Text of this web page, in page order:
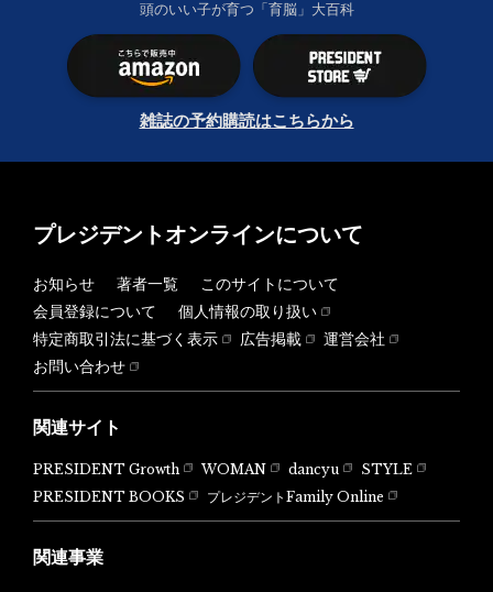
頭のいい子が育つ「育脳」大百科
雑誌の予約購読はこちらから
プレジデントオンラインについて
お知らせ 著者一覧
このサイトについて
会員登録について
個人情報の取り扱い
特定商取引法に基づく表示
広告掲載
運営会社
お問い合わせ
関連サイト
PRESIDENT Growth WOMAN dancyu
STYLE
PRESIDENT BOOKS
プレジデントFamily Online
関連事業